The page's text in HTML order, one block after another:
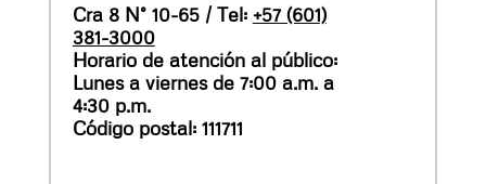
Cra 8 N° 10-65 / Tel: +57 (601)
381-3000
Horario de atención al público:
Lunes a viernes de 7:00 a.m. a
4:30 p.m.
Código postal: 111711